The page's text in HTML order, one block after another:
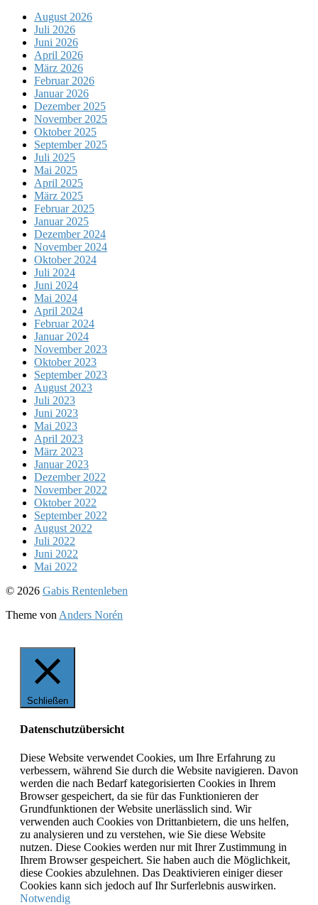
August 2026
Juli 2026
Juni 2026
April 2026
März 2026
Februar 2026
Januar 2026
Dezember 2025
November 2025
Oktober 2025
September 2025
Juli 2025
Mai 2025
April 2025
März 2025
Februar 2025
Januar 2025
Dezember 2024
November 2024
Oktober 2024
Juli 2024
Juni 2024
Mai 2024
April 2024
Februar 2024
Januar 2024
November 2023
Oktober 2023
September 2023
August 2023
Juli 2023
Juni 2023
Mai 2023
April 2023
März 2023
Januar 2023
Dezember 2022
November 2022
Oktober 2022
September 2022
August 2022
Juli 2022
Juni 2022
Mai 2022
Nach
© 2026 Gabis Rentenleben
Theme von Anders Norén
Schließen
Datenschutzübersicht
Diese Website verwendet Cookies, um Ihre Erfahrung zu
verbessern, während Sie durch die Website navigieren. Davon
werden die nach Bedarf kategorisierten Cookies in Ihrem
Browser gespeichert, da sie für das Funktionieren der
Grundfunktionen der Website unerlässlich sind. Wir
verwenden auch Cookies von Drittanbietern, die uns helfen,
zu analysieren und zu verstehen, wie Sie diese Website
nutzen. Diese Cookies werden nur mit Ihrer Zustimmung in
Ihrem Browser gespeichert. Sie haben auch die Möglichkeit,
diese Cookies abzulehnen. Das Deaktivieren einiger dieser
Cookies kann sich jedoch auf Ihr Surferlebnis auswirken.
Notwendig